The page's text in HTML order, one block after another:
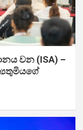
වන (ISA) –